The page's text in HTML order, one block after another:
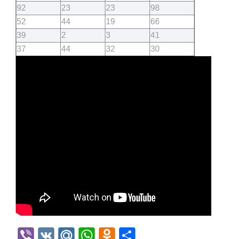
92
23 23
98
52
44 19
66
39
2 3
41
37
44 32 30